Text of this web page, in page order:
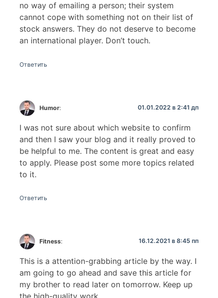
no way of emailing a person; their system
cannot cope with something not on their list of
stock answers. They do not deserve to become
an international player. Don’t touch.
Ответить
Humor: 01.01.2022 в 2:41 дп
I was not sure about which website to confirm
and then I saw your blog and it really proved to
be helpful to me. The content is great and easy
to apply. Please post some more topics related
to it.
Ответить
Fitness: 16.12.2021 в 8:45 пп
This is a attention-grabbing article by the way. I
am going to go ahead and save this article for
my brother to read later on tomorrow. Keep up